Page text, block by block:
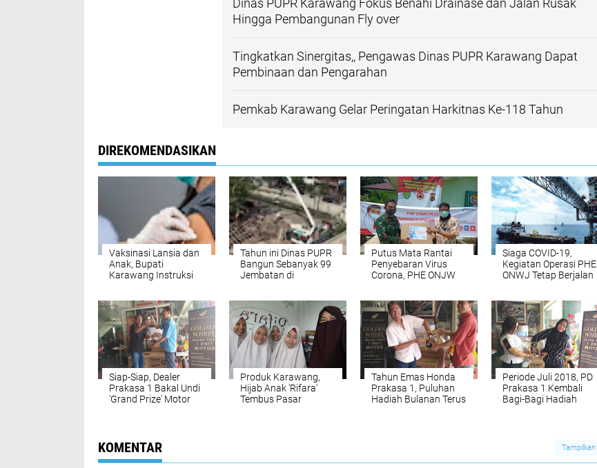
Dinas PUPR Karawang Fokus Benahi Drainase dan Jalan Rusak
Hingga Pembangunan Fly over
Tingkatkan Sinergitas,, Pengawas Dinas PUPR Karawang Dapat
Pembinaan dan Pengarahan
Pemkab Karawang Gelar Peringatan Harkitnas Ke-118 Tahun
DIREKOMENDASIKAN
Vaksinasi Lansia dan
Anak, Bupati
Karawang Instruksi
Tahun ini Dinas PUPR
Bangun Sebanyak 99
Jembatan di
Putus Mata Rantai
Penyebaran Virus
Corona, PHE ONJW
Karawang
Siaga COVID-19,
Kegiatan Operasi PHE
ONWJ Tetap Berjalan
Siap-Siap, Dealer
Prakasa 1 Bakal Undi
'Grand Prize' Motor
Produk Karawang,
Hijab Anak 'Rifara'
Tembus Pasar
Tahun Emas Honda
Prakasa 1, Puluhan
Hadiah Bulanan Terus
Periode Juli 2018, PD
Prakasa 1 Kembali
Bagi-Bagi Hadiah
KOMENTAR Tampilkan